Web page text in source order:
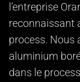
l’entreprise
reconnaissant
process. Nous
aluminium
dans le